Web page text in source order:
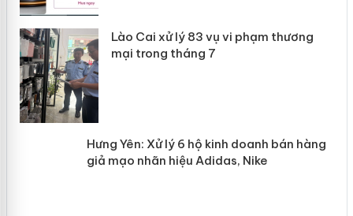
Lào Cai xử lý 83 vụ vi phạm thương
mại trong tháng 7
Hưng Yên: Xử lý 6 hộ kinh doanh bán
hàng giả mạo nhãn hiệu Adidas, Nike